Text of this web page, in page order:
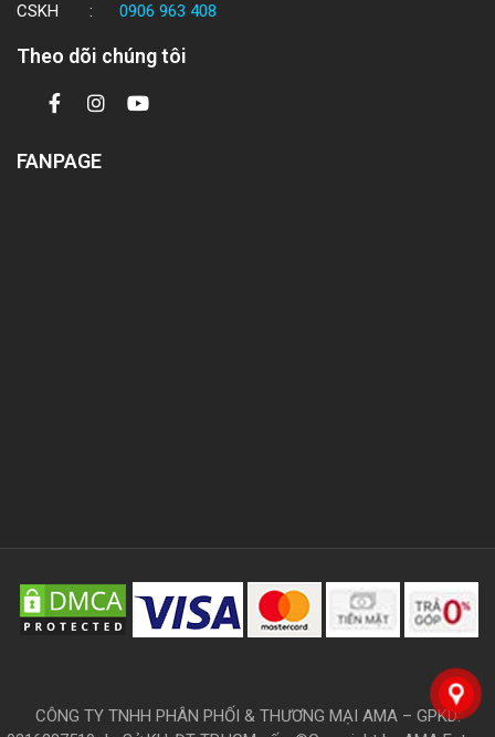
CSKH : 0906 963 408
Theo dõi chúng tôi
FANPAGE
CÔNG TY TNHH PHÂN PHỐI & THƯƠNG MẠI AMA – GPKD: